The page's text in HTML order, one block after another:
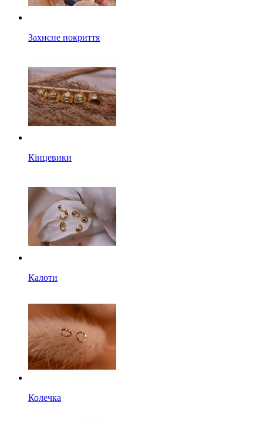
Захисне покриття
Кінцевики
Калоти
Колечка